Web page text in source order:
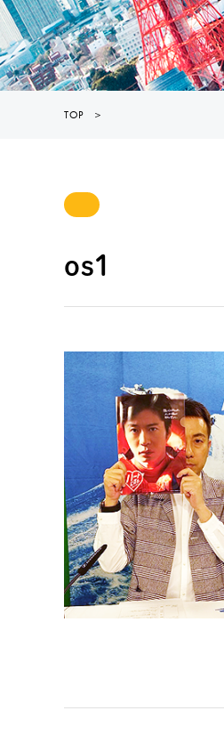
TOP ＞
os1